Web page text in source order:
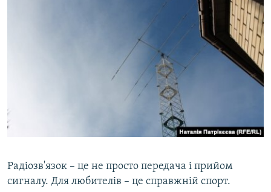
Радіозв'язок – це не просто передача і прийом
сигналу. Для любителів – це справжній спорт.